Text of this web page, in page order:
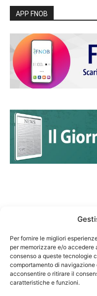
Per fornire le migliori
per memorizzare e/o
consenso a queste tecnologie
comportamento di navigazione
acconsentire o ritirare il
caratteristiche e funzioni.
APP FNOB
Federazione
codice
Responsabile